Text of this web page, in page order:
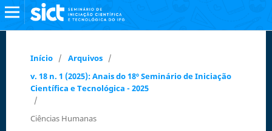
Início / Arquivos /
v. 18 n. 1 (2025): Anais do 18º Seminário de Iniciação
Científica e Tecnológica - 2025
/
Ciências Humanas